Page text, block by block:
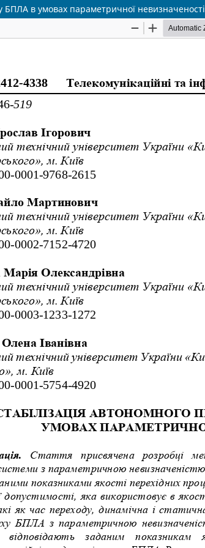
БПЛА в умовах параметричної невизначеності